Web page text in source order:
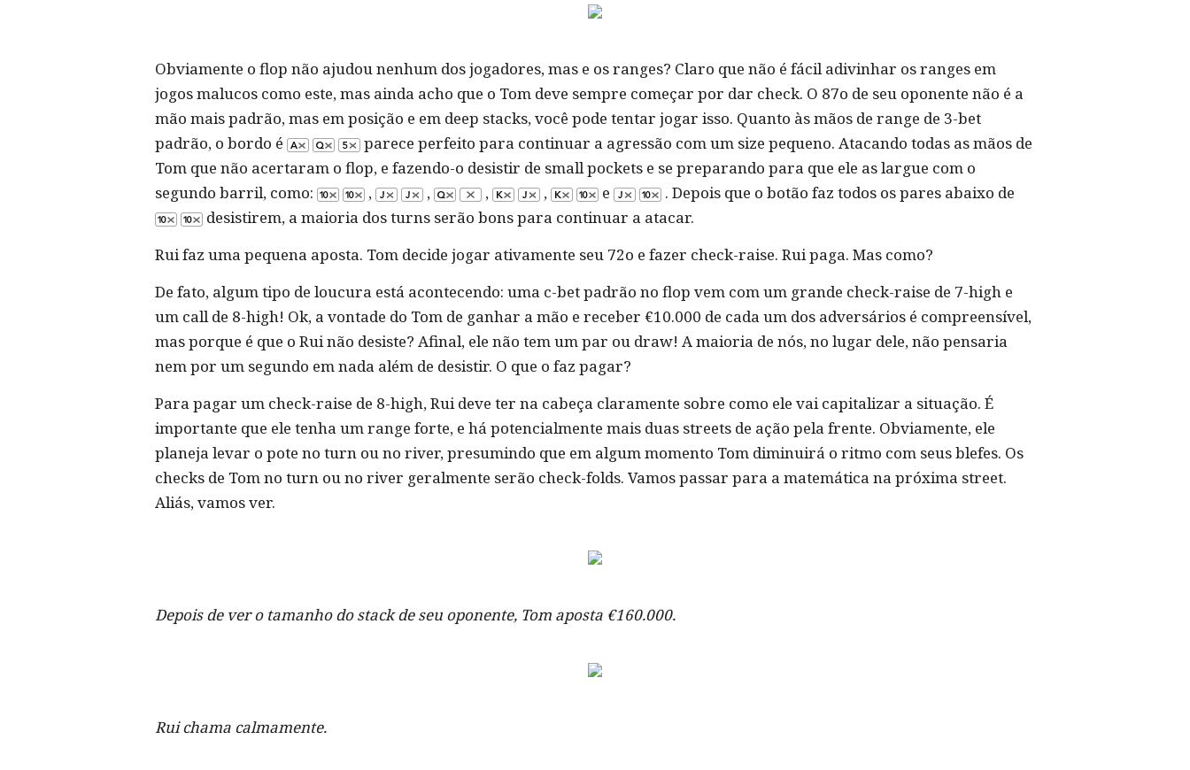
Obviamente o flop não ajudou nenhum dos jogadores, mas e os ranges? Claro que não é fácil adivinhar os ranges em
jogos malucos como este, mas ainda acho que o Tom deve sempre começar por dar check. O 87o de seu oponente não é a
mão mais padrão, mas em posição e em deep stacks, você pode tentar jogar isso. Quanto às mãos de range de 3-bet
padrão, o bordo é
parece perfeito para continuar a agressão com um size pequeno. Atacando todas as mãos de
Tom que não acertaram o flop, e fazendo-o desistir de small pockets e se preparando para que ele as largue com o
segundo barril, como:
, , , , e
. Depois que o botão faz todos os pares abaixo de
desistirem, a maioria dos turns serão bons para continuar a atacar.
Rui faz uma pequena aposta. Tom decide jogar ativamente seu 72o e fazer check-raise. Rui paga. Mas como?
De fato, algum tipo de loucura está acontecendo: uma c-bet padrão no flop vem com um grande check-raise de 7-high e
um call de 8-high! Ok, a vontade do Tom de ganhar a mão e receber €10.000 de cada um dos adversários é compreensível,
mas porque é que o Rui não desiste? Afinal, ele não tem um par ou draw! A maioria de nós, no lugar dele, não pensaria
nem por um segundo em nada além de desistir. O que o faz pagar?
Para pagar um check-raise de 8-high, Rui deve ter na cabeça claramente sobre como ele vai capitalizar a situação. É
importante que ele tenha um range forte, e há potencialmente mais duas streets de ação pela frente. Obviamente, ele
planeja levar o pote no turn ou no river, presumindo que em algum momento Tom diminuirá o ritmo com seus blefes. Os
checks de Tom no turn ou no river geralmente serão check-folds. Vamos passar para a matemática na próxima street.
Aliás, vamos ver.
Depois de ver o tamanho do stack de seu oponente, Tom aposta €160.000.
Rui chama calmamente.